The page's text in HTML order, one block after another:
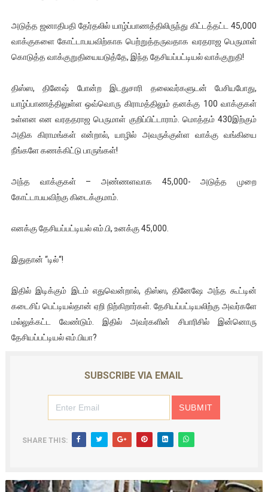
அடுத்த ஜனாதிபதி தேர்தலில் யாழ்ப்பாணத்திலிருந்து கிட்டத்தட்ட 45,000
வாக்குகளை கோட்டாபயவிற்காக பெற்றுத்தருவதாக வரதராஜ பெருமாள்
கொடுத்த வாக்குறுதியையடுத்தே, இந்த தேசியப்பட்டியல் வாக்குறுதி!
திஸ்ஸ, தினேஷ் போன்ற இடதுசாரி தலைவர்களுடன் பேசியபோது,
யாழ்ப்பாணத்திலுள்ள ஒவ்வொரு கிராமத்திலும் தனக்கு 100 வாக்குகள்
உள்ளன என வரததராஜ பெருமாள் குறிப்பிட்டாராம். மொத்தம் 430இற்கும்
அதிக கிராமங்கள் என்றால், யாழில் அவருக்குள்ள வாக்கு வங்கியை
நீங்களே கணக்கிட்டு பாருங்கள்!
அந்த வாக்குகள் – அண்ணளவாக 45,000- அடுத்த முறை
கோட்டாபயவிற்கு கிடைக்குமாம்.
எனக்கு தேசியப்பட்டியல் எம்.பி, உனக்கு 45,000.
இதுதான் “டில்“!
இதில் இடிக்கும் இடம் எதுவென்றால், திஸ்ஸ, தினேஷே அந்த கூட்டின்
கடைசிப் பெட்டியல்தான் ஏறி நிற்கிறார்கள். தேசியப்பட்டியலிற்கு அவர்களே
மல்லுக்கட்ட வேண்டும். இதில் அவர்களின் சிபாரிசில் இன்னொரு
தேசியப்பட்டியல் எம்.பியா?
SUBSCRIBE VIA EMAIL
SHARE THIS: